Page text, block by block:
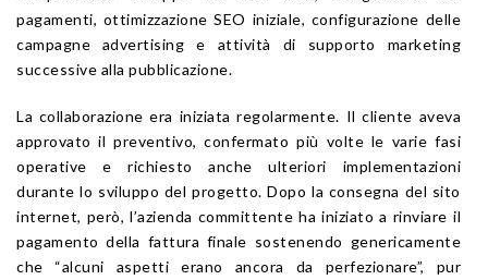
pagamenti, ottimizzazione SEO iniziale, configurazione delle
campagne advertising e attività di supporto marketing
successive alla pubblicazione.
La collaborazione era iniziata regolarmente. Il cliente aveva
approvato il preventivo, confermato più volte le varie fasi
operative e richiesto anche ulteriori implementazioni
durante lo sviluppo del progetto. Dopo la consegna del sito
internet, però, l’azienda committente ha iniziato a rinviare il
pagamento della fattura finale sostenendo genericamente
che “alcuni aspetti erano ancora da perfezionare”, pur